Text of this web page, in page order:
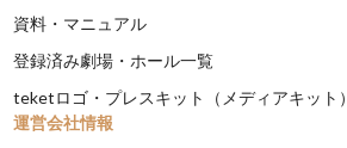
資料・マニュアル
登録済み劇場・ホール一覧
teketロゴ・プレスキット（メディアキット）
運営会社情報